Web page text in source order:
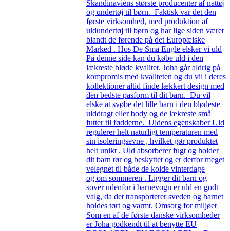
Skandinaviens største producenter af nattøj
og undertøj til børn. Faktisk var det den
første virksomhed, med produktion af
uldundertøj til børn og har lige siden været
blandt de førende på det Europæiske
Marked . Hos De Små Engle elsker vi uld
På denne side kan du købe uld i den
lækreste bløde kvalitet. Joha går aldrig på
kompromis med kvaliteten og du vil i deres
kollektioner altid finde lækkert design med
den bedste pasform til dit barn. Du vil
elske at svøbe det lille barn i den blødeste
ulddragt eller body og de lækreste små
futter til fødderne. Uldens egenskaber Uld
regulerer helt naturligt temperaturen med
sin isoleringsevne , hvilket gør produktet
helt unikt . Uld absorberer fugt og holder
dit barn tør og beskyttet og er derfor meget
velegnet til både de kolde vinterdage
og om sommeren . Ligger dit barn og
sover udenfor i barnevogn er uld en godt
valg, da det transporterer sveden og barnet
holdes tørt og varmt. Omsorg for miljøet
Som en af de første danske virksomheder
er Joha godkendt til at benytte EU